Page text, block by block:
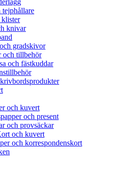
tejphållare
knivar
gradskivor
och tillbehör
och fästkuddar
och kuvert
och present
och provsäckar
och kuvert
och korrespondenskort